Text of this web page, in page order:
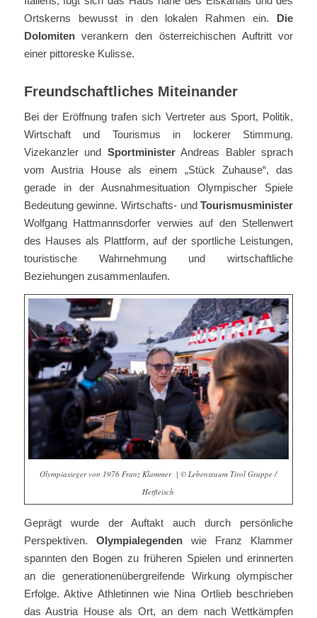
Ortskerns bewusst in den lokalen Rahmen ein. Die
Dolomitenverankern den österreichischen Auftritt vor
einer pittoreske Kulisse.
Freundschaftliches Miteinander
Bei der Eröffnung trafen sich Vertreter aus Sport, Politik,
Wirtschaft und Tourismus in lockerer Stimmung.
Vizekanzler und SportministerAndreas Babler sprach
vom Austria House als einem „Stück Zuhause“, das
gerade in der Ausnahmesituation Olympischer Spiele
Bedeutung gewinne. Wirtschafts- undTourismusminister
Wolfgang Hattmannsdorfer verwies auf den Stellenwert
des Hauses als Plattform, auf der sportliche Leistungen,
touristische Wahrnehmung und wirtschaftliche
Beziehungen zusammenlaufen.
Olympiasieger von 1976 Franz Klammer | © Lebensraum Tirol Gruppe /
Hetfleisch
Geprägt wurde der Auftakt auch durch persönliche
Perspektiven. Olympialegendenwie Franz Klammer
spannten den Bogen zu früheren Spielen und erinnerten
an die generationenübergreifende Wirkung olympischer
Erfolge. Aktive Athletinnen wie Nina Ortlieb beschrieben
das Austria House als Ort, an dem nach Wettkämpfen